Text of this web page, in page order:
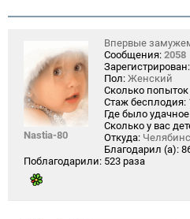
Nastia-80
Впервые
Сообщения: 2058
Зарегистрирован:
Пол: Женский
Сколько
Стаж бесплодия:
Где было
Сколько у вас
Откуда:
Благодарил (а):
Поблагодарили: 523 раза